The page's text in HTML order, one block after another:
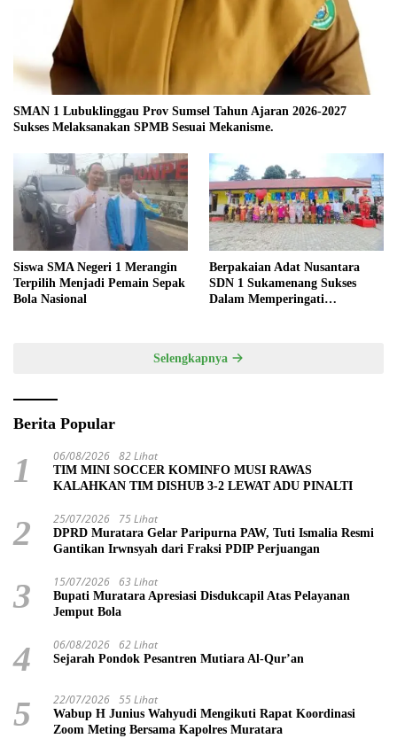
SMAN 1 Lubuklinggau Prov Sumsel Tahun Ajaran 2026-2027
Sukses Melaksanakan SPMB Sesuai Mekanisme.
Siswa SMA Negeri 1 Merangin
Terpilih Menjadi Pemain Sepak
Bola Nasional
Berpakaian Adat Nusantara
SDN 1 Sukamenang Sukses
Dalam Memperingati
Selengkapnya
Berita Popular
1 06/08/2026 82 Lihat
TIM MINI SOCCER KOMINFO MUSI RAWAS
KALAHKAN TIM DISHUB 3-2 LEWAT ADU PINALTI
2 25/07/2026 75 Lihat
DPRD Muratara Gelar Paripurna PAW, Tuti Ismalia Resmi
Gantikan Irwnsyah dari Fraksi PDIP Perjuangan
3 15/07/2026 63 Lihat
Bupati Muratara Apresiasi Disdukcapil Atas Pelayanan
Jemput Bola
4 06/08/2026 62 Lihat
Sejarah Pondok Pesantren Mutiara Al-Qur’an
5 22/07/2026 55 Lihat
Wabup H Junius Wahyudi Mengikuti Rapat Koordinasi
Zoom Meting Bersama Kapolres Muratara